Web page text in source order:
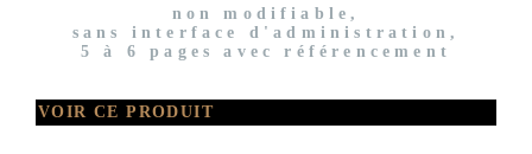
non modifiable,
sans interface d'administration,
5 à 6 pages avec référencement
VOIR CE PRODUIT